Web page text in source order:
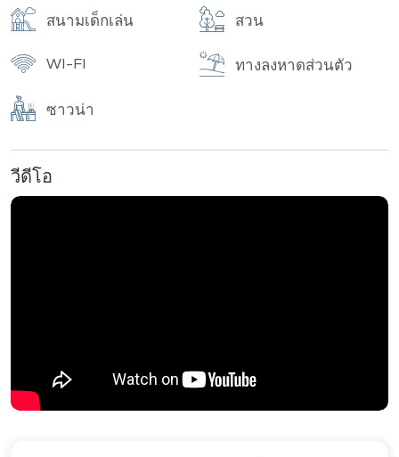
น้ำบนชั้น 30 พร้อมทิวทัศน์อันสวยงามของหาดจอมเทียน
และสระว่ายน้ำล้อมรอบสวนบนชั้น 40 มอบการพักผ่อนที่
สมบูรณ์แบบท่ามกลางธรรมชาติ
ศูนย์ออกกำลังกายที่มีอุปกรณ์ครบครัน สนามเด็กเล่น และ
เจ้าหน้าที่อำนวยความสะดวก ระบบรักษาความปลอดภัย
พร้อมกล้องวงจรปิดและคีย์การ์ดตลอด 24 ชั่วโมง และ
สนามเด็กเล่น สวน
WI-FI ทางลงหาดส่วนตัว
ซาวน่า
วีดีโอ